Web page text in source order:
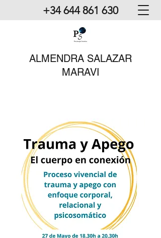
+34 644 861 630
ALMENDRA SALAZAR
MARAVI